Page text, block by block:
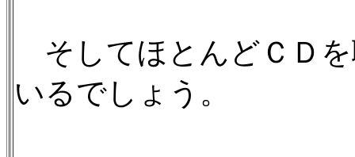
そしてほとんどＣＤ
いるでしょう。